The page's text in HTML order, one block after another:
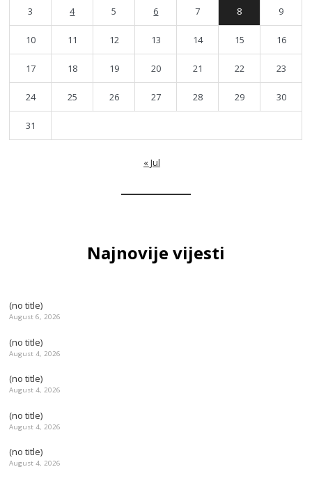
3 4 5 6 7 8 9
10 11 12 13 14 15 16
17 18 19 20 21 22 23
24 25 26 27 28 29 30
31
« Jul
Najnovije vijesti
(no title)
August 6, 2026
(no title)
August 4, 2026
(no title)
August 4, 2026
(no title)
August 4, 2026
(no title)
August 4, 2026